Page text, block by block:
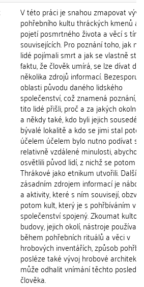
V této práci je snahou zmapovat vývoj
pohřebního kultu thráckých kmenů a
pojetí posmrtného života a věcí s tím
souvisejících. Pro poznání toho, jak
lidé pojímali smrt a jak se vlastně
faktu, že člověk umírá, se lze dívat do
několika zdrojů informací. Bezesporu
oblasti původu daného lidského
společenství, což znamená poznání,
tito lidé přišli, proč a za jakých
a někdy také, kdo byli jejich sousedé v
bývalé lokalitě a kdo se jimi stal poté.
účelem účelem bylo nutno podívat
relativně vzdálené minulosti, abychom
osvětlili původ lidí, z nichž se potom
Thrákové jako etnikum utvořili. Dalším
zásadním zdrojem informací je
a aktivity, které s ním souvisejí,
potom kult, který je s pohřbíváním v
společenství spojený. Zkoumat
budovy, jejich okolí, nástroje používané
během pohřebních rituálů a věci v
hrobových inventářích, způsob
posléze také vývoj hrobové
může odhalit vnímání těchto
člověka.